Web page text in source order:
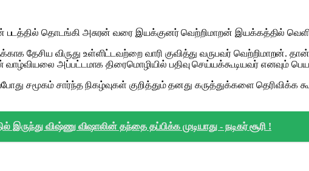
படத்தில் தொடங்கி அசுரன் வரை இயக்குனர் வெற்றிமாறன் இயக்கத்தில்
தேசிய விருது உள்ளிட்டவற்றை வாரி குவித்து வருபவர்
அப்பட்டமாக திரைமொழியில் பதிவு செய்யக்கூடியவர் எனவும்
சமூகம் சார்ந்த நிகழ்வுகள் குறித்தும் தனது கருத்துக்களை தெரிவிக்க
இருந்து விஷ்ணு விஷாலின் தந்தை தப்பிக்க முடியாது - நடிகர் சூரி !